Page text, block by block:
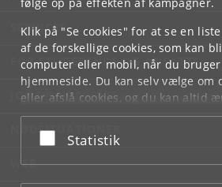
Klik på "Se cookies" for at se en
af de forskellige cookies, som kan
computer eller mobil, når du
hjemmeside. Du kan selv vælge om
eller afslå cookies, og du kan altid
underCookie- og privatlivspolitik
bunden af hver side.
Acceptér eller afslå
Statistik
SERVICES
FOR STUDERENDE OG ANSATTE
JOB OG KARRIERE
NØDSITUATIONER
WEB